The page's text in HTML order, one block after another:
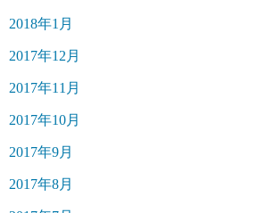
2018年1月
2017年12月
2017年11月
2017年10月
2017年9月
2017年8月